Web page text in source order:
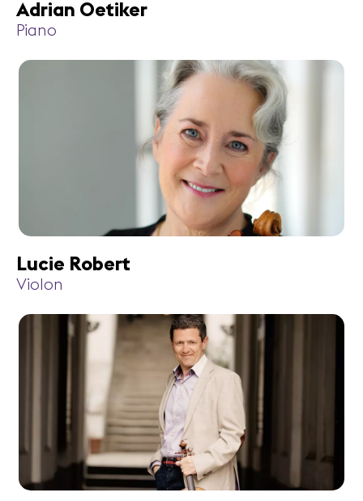
Adrian Oetiker
Piano
Lucie Robert
Violon